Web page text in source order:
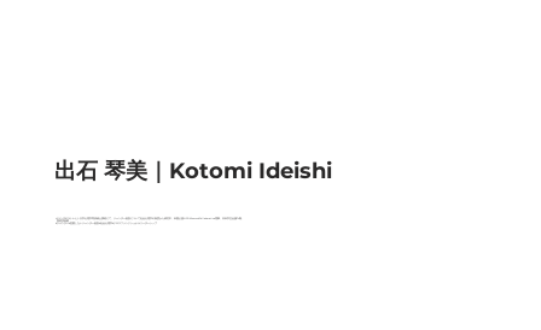
出石 琴美｜Kotomi Ideishi
オランダのユトレヒト大学心理学専攻修士課程にて、ジェンダー差別について社会心理学の角度から研究中。米国公認NPO Womxn’s Collaborative 理事。日米学生会議74期。
【得意領域】
#ジェンダー #意図しないジェンダー差別 #社会心理学 #クロスファンクショナルリーダーシップ